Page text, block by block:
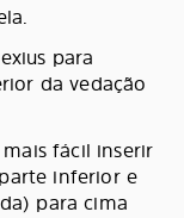
para
da vedação
fácil inserir
inferior e
para cima